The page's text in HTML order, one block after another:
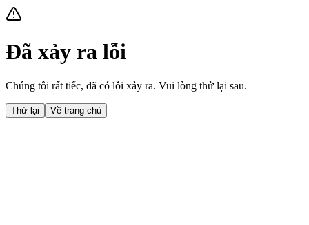
Đã xảy ra lỗi
Chúng tôi rất tiếc, đã có lỗi xảy ra. Vui lòng thử lại sau.
Thử lại Về trang chủ